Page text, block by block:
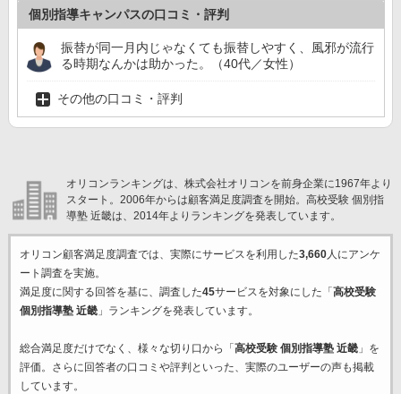
個別指導キャンパスの口コミ・評判
振替が同一月内じゃなくても振替しやすく、風邪が流行
る時期なんかは助かった。（40代／女性）
その他の口コミ・評判
オリコンランキングは、株式会社オリコンを前身企業に1967年より
スタート。2006年からは顧客満足度調査を開始。高校受験 個別指
導塾 近畿は、2014年よりランキングを発表しています。
オリコン顧客満足度調査では、実際にサービスを利用した3,660人にアンケ
ート調査を実施。
満足度に関する回答を基に、調査した45サービスを対象にした「 高校受験
個別指導塾 近畿」ランキングを発表しています。
総合満足度だけでなく、様々な切り口から「 高校受験 個別指導塾 近畿」を
評価。さらに回答者の口コミや評判といった、実際のユーザーの声も掲載
しています。